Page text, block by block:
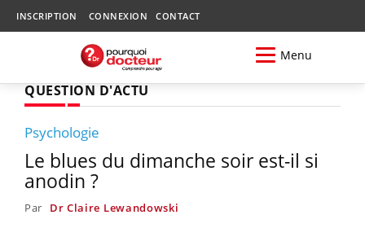
INSCRIPTION CONNEXION CONTACT
Menu
QUESTION D'ACTU
Psychologie
Le blues du dimanche soir est-il si
anodin ?
Par Dr Claire Lewandowski